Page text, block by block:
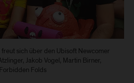
sich über den Ubisoft Newcomer
Jakob Vogel, Martin Birner,
Folds